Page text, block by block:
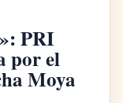
PRI
por el
Moya